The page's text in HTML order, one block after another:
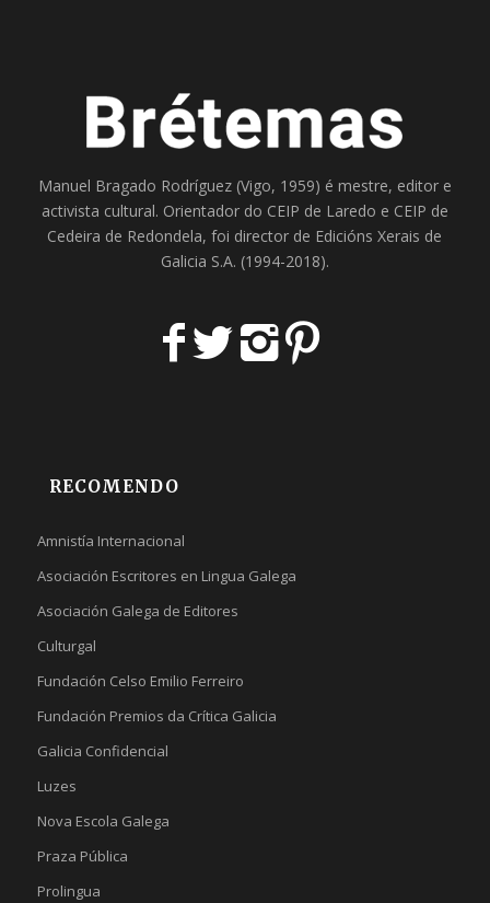
Manuel Bragado Rodríguez (Vigo, 1959) é mestre, editor e
activista cultural. Orientador do CEIP de Laredo e CEIP de
Cedeira de Redondela, foi director de Edicións Xerais de
Galicia S.A. (1994-2018).
RECOMENDO
Amnistía Internacional
Asociación Escritores en Lingua Galega
Asociación Galega de Editores
Culturgal
Fundación Celso Emilio Ferreiro
Fundación Premios da Crítica Galicia
Galicia Confidencial
Luzes
Nova Escola Galega
Praza Pública
Prolingua